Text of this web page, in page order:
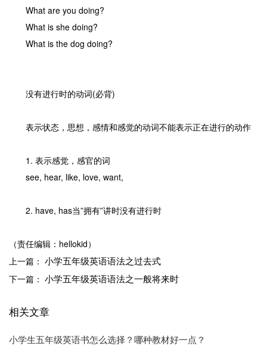
What are you doing?
What is she doing?
What is the dog doing?
没有进行时的动词(必背)
表示状态，思想，感情和感觉的动词不能表示正在进行的动作
1. 表示感觉，感官的词
see, hear, like, love, want,
2. have, has当”拥有”讲时没有进行时
（责任编辑：hellokid）
上一篇： 小学五年级英语语法之过去式
下一篇： 小学五年级英语语法之一般将来时
相关文章
小学生五年级英语书怎么选择？哪种教材好一点？